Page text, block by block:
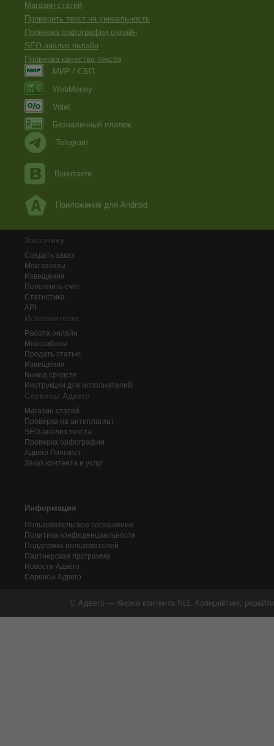
Магазин статей
Проверить текст на уникальность
Проверка орфографии онлайн
SEO анализ онлайн
Проверка качества текста
МИР / СБП
WebMoney
Volet
Безналичный платеж
Telegram
Вконтакте
Приложение для Android
Заказчику
Создать заказ
Мои заказы
Извещения
Пополнить счёт
Статистика
API
Исполнителю
Работа онлайн
Мои работы
Продать статью
Извещения
Вывод средств
Инструкции для исполнителей
Сервисы Адвего
Магазин статей
Проверка на антиплагиат
SEO-анализ текста
Проверка орфографии
Адвего Лингвист
Заказ контента и услуг
Информация
Пользовательское соглашение
Политика конфиденциальности
Поддержка пользователей
Партнерская программа
Новости Адвего
Сервисы Адвего
© Адвего — биржа контента №1. Копирайтинг,